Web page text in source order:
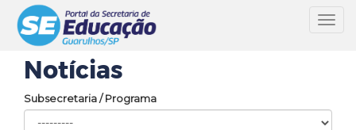
Notícias
Subsecretaria / Programa